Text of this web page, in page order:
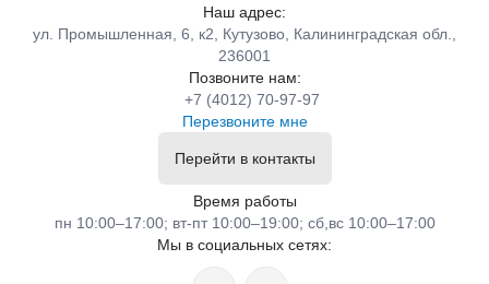
Наш адрес:
ул. Промышленная, 6, к2, Кутузово, Калининградская обл.,
236001
Позвоните нам:
+7 (4012) 70-97-97
Перезвоните мне
Перейти в контакты
Время работы
пн 10:00–17:00; вт-пт 10:00–19:00; сб,вс 10:00–17:00
Мы в социальных сетях: